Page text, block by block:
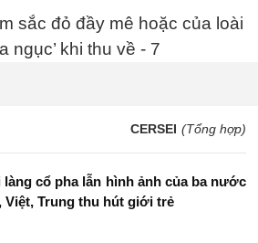
CERSEI (Tổng hợp)
làng cổ pha lẫn hình ảnh của ba nước
Việt, Trung thu hút giới trẻ